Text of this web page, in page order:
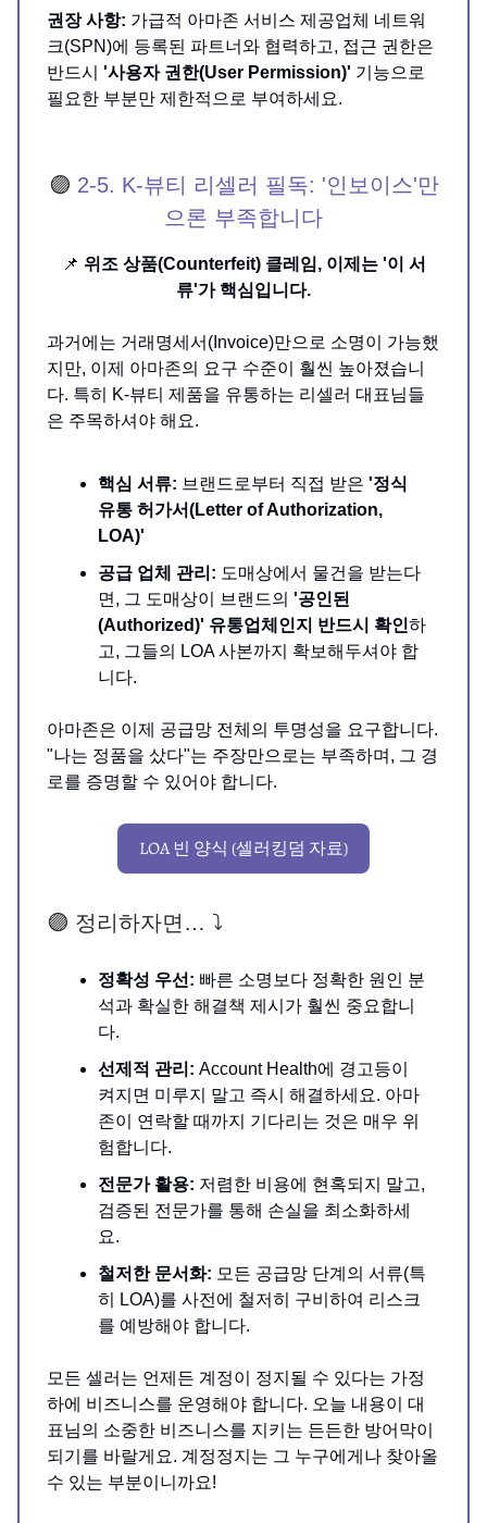
권장 사항: 가급적 아마존 서비스 제공업체 네트워
크(SPN)에 등록된 파트너와 협력하고, 접근 권한은
반드시 '사용자 권한(User Permission)' 기능으로
필요한 부분만 제한적으로 부여하세요.
🟣 2-5. K-뷰티 리셀러 필독: '인보이스'만
으론 부족합니다
📌 위조 상품(Counterfeit) 클레임, 이제는 '이 서
류'가 핵심입니다.
과거에는 거래명세서(Invoice)만으로 소명이 가능했
지만, 이제 아마존의 요구 수준이 훨씬 높아졌습니
다. 특히 K-뷰티 제품을 유통하는 리셀러 대표님들
은 주목하셔야 해요.
핵심 서류: 브랜드로부터 직접 받은 '정식
유통 허가서(Letter of Authorization,
LOA)'
공급 업체 관리: 도매상에서 물건을 받는다
면, 그 도매상이 브랜드의 '공인된
(Authorized)' 유통업체인지 반드시 확인하
고, 그들의 LOA 사본까지 확보해두셔야 합
니다.
아마존은 이제 공급망 전체의 투명성을 요구합니다.
"나는 정품을 샀다"는 주장만으로는 부족하며, 그 경
로를 증명할 수 있어야 합니다.
LOA 빈 양식 (셀러킹덤 자료)
🟣 정리하자면… ⤵️
정확성 우선: 빠른 소명보다 정확한 원인 분
석과 확실한 해결책 제시가 훨씬 중요합니
다.
선제적 관리: Account Health에 경고등이
켜지면 미루지 말고 즉시 해결하세요. 아마
존이 연락할 때까지 기다리는 것은 매우 위
험합니다.
전문가 활용: 저렴한 비용에 현혹되지 말고,
검증된 전문가를 통해 손실을 최소화하세
요.
철저한 문서화: 모든 공급망 단계의 서류(특
히 LOA)를 사전에 철저히 구비하여 리스크
를 예방해야 합니다.
모든 셀러는 언제든 계정이 정지될 수 있다는 가정
하에 비즈니스를 운영해야 합니다. 오늘 내용이 대
표님의 소중한 비즈니스를 지키는 든든한 방어막이
되기를 바랄게요. 계정정지는 그 누구에게나 찾아올
수 있는 부분이니까요!